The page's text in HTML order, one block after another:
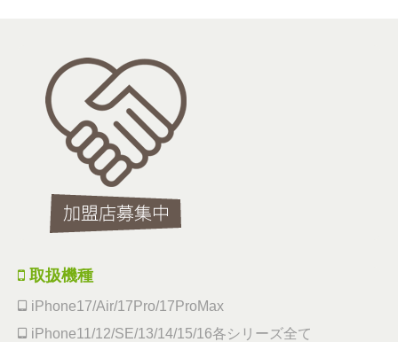
取扱機種
iPhone17/Air/17Pro/17ProMax
iPhone11/12/SE/13/14/15/16各シリーズ全て